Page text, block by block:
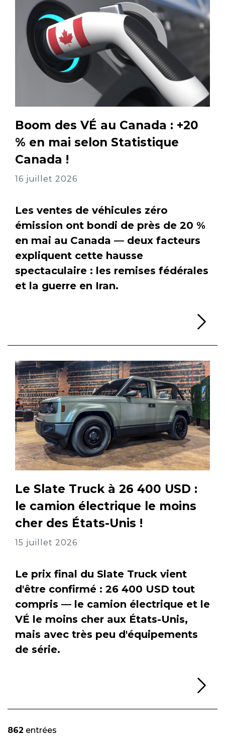
Boom des VÉ au Canada : +20
% en mai selon Statistique
Canada !
16 juillet 2026
Les ventes de véhicules zéro
émission ont bondi de près de 20 %
en mai au Canada — deux facteurs
expliquent cette hausse
spectaculaire : les remises fédérales
et la guerre en Iran.
Le Slate Truck à 26 400 USD :
le camion électrique le moins
cher des États-Unis !
15 juillet 2026
Le prix final du Slate Truck vient
d'être confirmé : 26 400 USD tout
compris — le camion électrique et le
VÉ le moins cher aux États-Unis,
mais avec très peu d'équipements
de série.
862 entrées